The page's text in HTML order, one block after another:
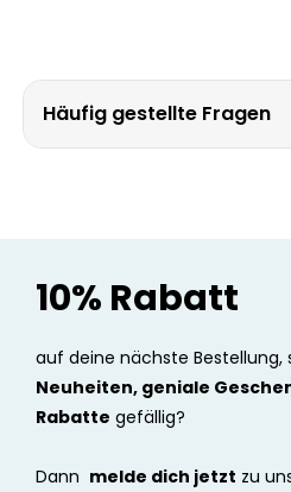
Häufig gestellte Fragen
10% Rabatt
auf deine nächste Bestellung,
Neuheiten, geniale
Rabatte gefällig?
Dann melde dich jetzt zu